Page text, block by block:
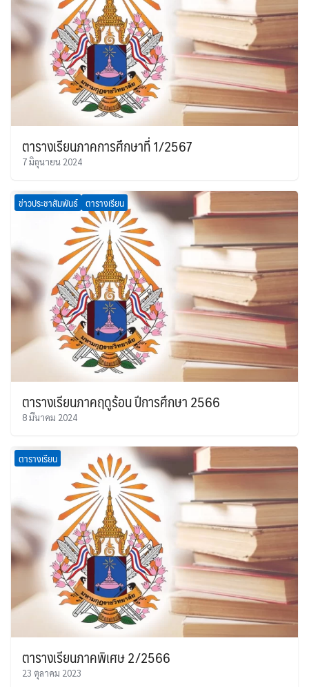
ตารางเรียนภาคการศึกษาที่ 1/2567
7 มิถุนายน 2024
ข่าวประชาสัมพันธ์ ตารางเรียน
ตารางเรียนภาคฤดูร้อน ปีการศึกษา 2566
8 มีนาคม 2024
ตารางเรียน
ตารางเรียนภาคพิเศษ 2/2566
23 ตุลาคม 2023